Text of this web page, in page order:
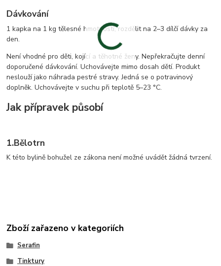
Dávkování
1 kapka na 1 kg tělesné hmotnosti, rozdělit na 2–3 dílčí dávky za
den.
Není vhodné pro děti, kojící a těhotné ženy. Nepřekračujte denní
doporučené dávkování. Uchovávejte mimo dosah dětí. Produkt
neslouží jako náhrada pestré stravy. Jedná se o potravinový
doplněk. Uchovávejte v suchu při teplotě 5–23 °C.
Jak přípravek působí
1.Bělotrn
K této bylině bohužel ze zákona není možné uvádět žádná tvrzení.
Zboží zařazeno v kategoriích
Serafin
Tinktury